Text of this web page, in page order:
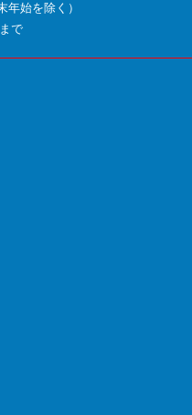
始を除く）
で